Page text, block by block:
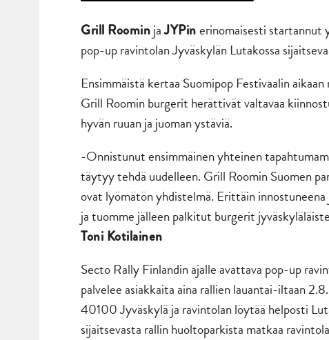
Grill RoominjaJYPinerinomaisesti startannut
pop-up ravintolan Jyväskylän Lutakossa
Ensimmäistä kertaa Suomipop Festivaalin
Grill Roomin burgerit herättivät valtavaa
hyvän ruuan ja juoman ystäviä.
-Onnistunut ensimmäinen yhteinen
täytyy tehdä uudelleen. Grill Roomin Suomen
ovat lyömätön yhdistelmä. Erittäin
ja tuomme jälleen palkitut burgerit
Toni Kotilainen
Secto Rally Finlandin ajalle avattava pop-up
palvelee asiakkaita aina rallien lauantai-iltaan
40100 Jyväskylä ja ravintolan löytää helposti
sijaitsevasta rallin huoltoparkista matkaa